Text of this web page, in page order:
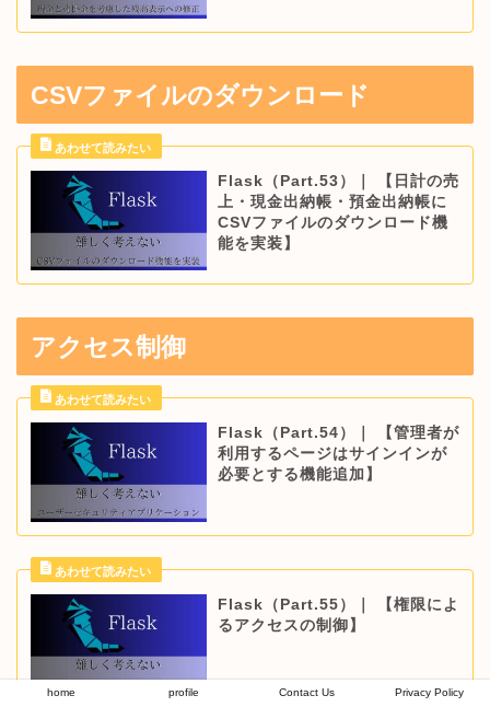
CSVファイルのダウンロード
Flask（Part.53）｜ 【日計の売
上・現金出納帳・預金出納帳に
CSVファイルのダウンロード機
能を実装】
アクセス制御
Flask（Part.54）｜ 【管理者が
利用するページはサインインが
必要とする機能追加】
Flask（Part.55）｜ 【権限によ
るアクセスの制御】
home profile Contact Us Privacy Policy